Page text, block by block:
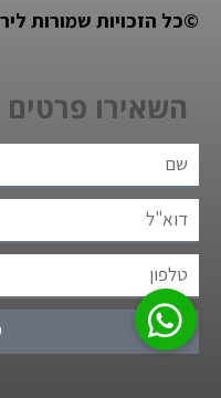
©כל הזכויות שמורות
השאירו פרטים